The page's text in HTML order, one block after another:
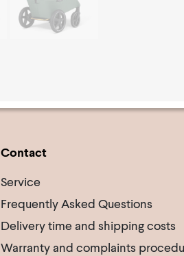
Contact
Service
Frequently Asked Questions
Delivery time and shipping costs
Warranty and complaints